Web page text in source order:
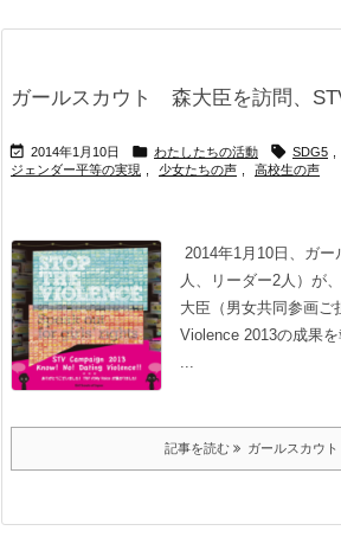
ガールスカウト 森大臣を訪問、
 2014年1月10日  わたしたちの活動  SDG5
ジェンダー平等の実現
少女たちの声 高校生の声
2014年1月10日、ガ
人、リーダー2人）が
大臣（男女共同参画ご
Violence 2013の成果
...
記事を読む ガールスカウ